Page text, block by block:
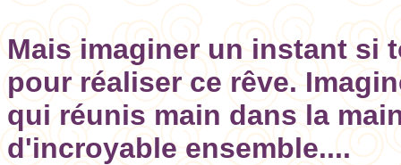
Mais imaginer un instant si
pour réaliser ce rêve.
qui réunis main dans la
d'incroyable ensemble....